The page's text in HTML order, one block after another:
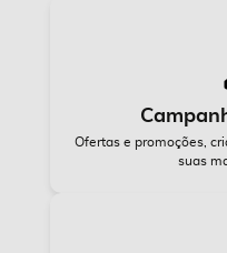
Ofertas e promoções,
suas